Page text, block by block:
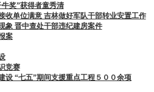
奖”获得者童秀清
收单位满意 吉林做好军队干部转业安置工作
晋中查处干部违纪建房案件
案
竞赛
设 “七五”期间支援重点工程５００余项